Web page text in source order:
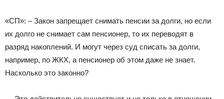
«СП»: – Закон запрещает снимать пенсии за долги, но если
их долго не снимает сам пенсионер, то их переводят в
разряд накоплений. И могут через суд списать за долги,
например, по ЖКХ, а пенсионер об этом даже не знает.
Насколько это законно?